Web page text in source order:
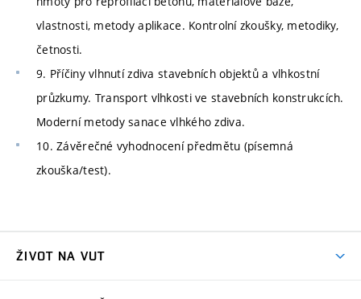
vlastnosti, metody aplikace. Kontrolní zkoušky, metodiky,
četnosti.
9. Příčiny vlhnutí zdiva stavebních objektů a vlhkostní
průzkumy. Transport vlhkosti ve stavebních konstrukcích.
Moderní metody sanace vlhkého zdiva.
10. Závěrečné vyhodnocení předmětu (písemná
zkouška/test).
ŽIVOT NA VUT